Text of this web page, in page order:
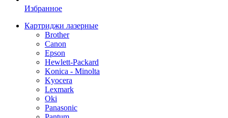
Избранное
Картриджи лазерные
Brother
Canon
Epson
Hewlett-Packard
Konica - Minolta
Kyocera
Lexmark
Oki
Panasonic